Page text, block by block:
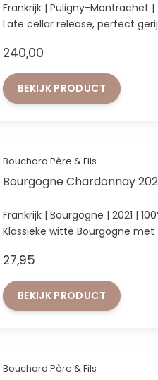
Frankrijk | Puligny-Montrachet |
Late cellar release, perfect
240,00
BEKIJK PRODUCT
Bouchard Père & Fils
Bourgogne Chardonnay
Frankrijk | Bourgogne | 2021 |
Klassieke witte Bourgogne
27,95
BEKIJK PRODUCT
Bouchard Père & Fils